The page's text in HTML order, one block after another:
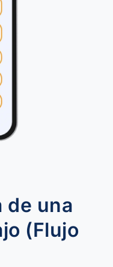
de una
(Flujo